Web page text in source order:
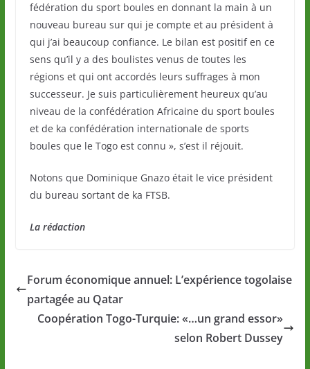
fédération du sport boules en donnant la main à un
nouveau bureau sur qui je compte et au président à
qui j’ai beaucoup confiance. Le bilan est positif en ce
sens qu’il y a des boulistes venus de toutes les
régions et qui ont accordés leurs suffrages à mon
successeur. Je suis particulièrement heureux qu’au
niveau de la confédération Africaine du sport boules
et de ka confédération internationale de sports
boules que le Togo est connu », s’est il réjouit.
Notons que Dominique Gnazo était le vice président
du bureau sortant de ka FTSB.
La rédaction
Forum économique annuel: L’expérience togolaise
partagée au Qatar
Coopération Togo-Turquie: «…un grand essor»
selon Robert Dussey